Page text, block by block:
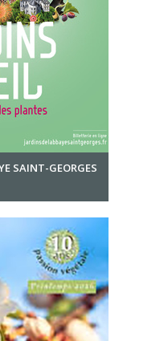
SAINT-GEORGES